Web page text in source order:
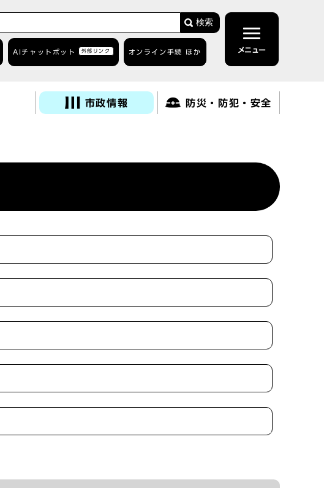
検索
AIチャットボット 外部リンク オンライン手続 ほか メニュー
市政情報 防災・防犯・安全